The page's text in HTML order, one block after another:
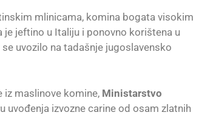
mlinicama, komina bogata visokim
jeftino u Italiju i ponovno korištena u
uvozilo na tadašnje jugoslavensko
iz maslinove komine, Ministarstvo
uvođenja izvozne carine od osam zlatnih